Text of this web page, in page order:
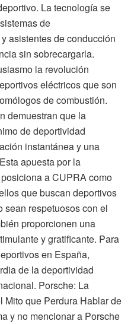
La tecnología se
de
asistentes de conducción
sin sobrecargarla.
la revolución
eléctricos que son
de combustión.
demuestran que la
de deportividad
instantánea y una
apuesta por la
a CUPRA como
que buscan deportivos
respetuosos con el
proporcionen una
y gratificante. Para
en España,
de la deportividad
Porsche: La
que Perdura Hablar de
y no mencionar a Porsche